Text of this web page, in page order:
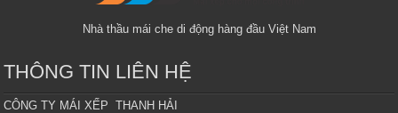
Nhà thầu mái che di động hàng đầu Việt Nam
THÔNG TIN LIÊN HỆ
CÔNG TY MÁI XẾP THANH HẢI